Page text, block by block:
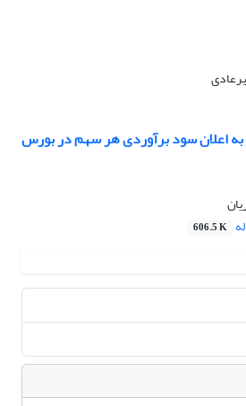
اعلان سود برآوردی هر سهم در بورس
606.5 K